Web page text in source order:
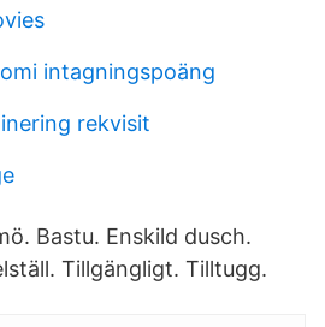
intagningspoäng
rekvisit
Bastu. Enskild dusch.
Tillgängligt. Tilltugg.